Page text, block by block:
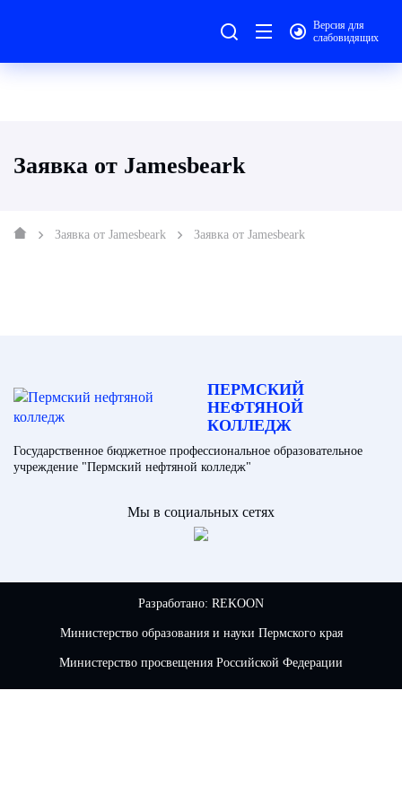
Версия для
слабовидящих
Заявка от Jamesbeark
Заявка от Jamesbeark Заявка от Jamesbeark
ПЕРМСКИЙ
НЕФТЯНОЙ
КОЛЛЕДЖ
Государственное бюджетное профессиональное образовательное
учреждение "Пермский нефтяной колледж"
Мы в социальных сетях
Разработано: REKOON
Министерство образования и науки Пермского края
Министерство просвещения Российской Федерации